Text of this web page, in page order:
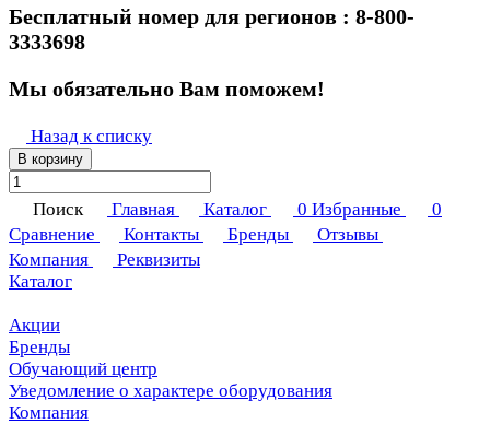
Бесплатный номер для регионов : 8-800-
3333698
Мы обязательно Вам поможем!
Назад к списку
В корзину
Поиск Главная Каталог 0 Избранные
0
Сравнение
Контакты Бренды
Отзывы
Компания
Реквизиты
Каталог
Акции
Бренды
Обучающий центр
Уведомление о характере оборудования
Компания